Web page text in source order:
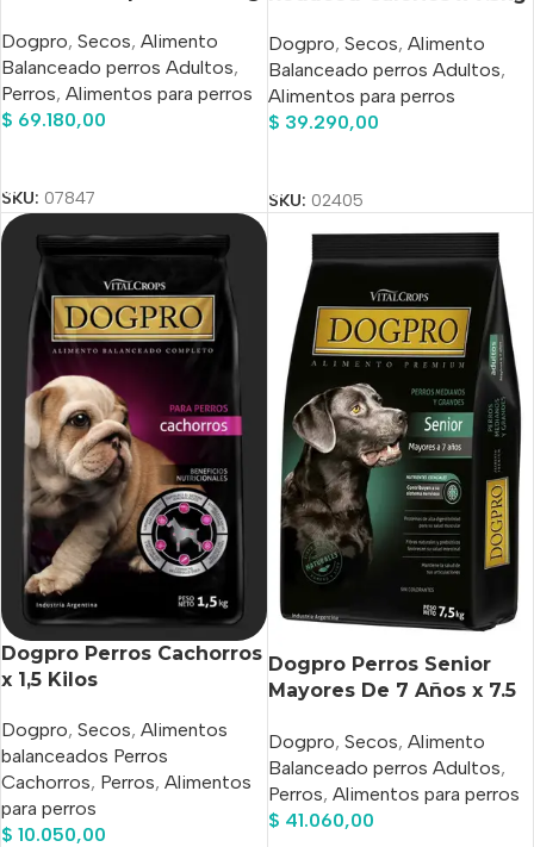
Dogpro, Secos, Alimento
Balanceado perros Adultos,
Perros, Alimentos para perros
$ 69.180,00
SKU: 07847
Dogpro, Secos, Alimento
Balanceado perros Adultos,
Alimentos para perros
$ 39.290,00
SKU: 02405
Dogpro Perros Cachorros
x 1,5 Kilos
Dogpro, Secos, Alimentos
balanceados Perros
Cachorros, Perros, Alimentos
para perros
$ 10.050,00
Dogpro Perros Senior
Mayores De 7 Años x 7.5
Dogpro, Secos, Alimento
Balanceado perros Adultos,
Perros, Alimentos para perros
$ 41.060,00